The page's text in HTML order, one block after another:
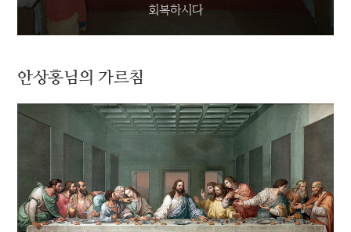
회복하시다
안상홍님의 가르침